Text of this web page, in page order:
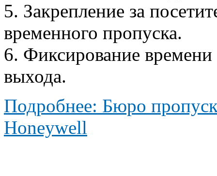
5. Закрепление за
временного пропуска.
6. Фиксирование
выхода.
Подробнее: Бюро
Honeywell